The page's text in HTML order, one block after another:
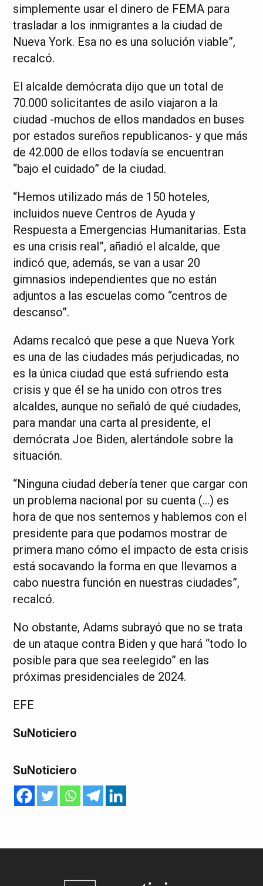
simplemente usar el dinero de FEMA para
trasladar a los inmigrantes a la ciudad de
Nueva York. Esa no es una solución viable”,
recalcó.
El alcalde demócrata dijo que un total de
70.000 solicitantes de asilo viajaron a la
ciudad -muchos de ellos mandados en buses
por estados sureños republicanos- y que más
de 42.000 de ellos todavía se encuentran
“bajo el cuidado” de la ciudad.
“Hemos utilizado más de 150 hoteles,
incluidos nueve Centros de Ayuda y
Respuesta a Emergencias Humanitarias. Esta
es una crisis real”, añadió el alcalde, que
indicó que, además, se van a usar 20
gimnasios independientes que no están
adjuntos a las escuelas como “centros de
descanso”.
Adams recalcó que pese a que Nueva York
es una de las ciudades más perjudicadas, no
es la única ciudad que está sufriendo esta
crisis y que él se ha unido con otros tres
alcaldes, aunque no señaló de qué ciudades,
para mandar una carta al presidente, el
demócrata Joe Biden, alertándole sobre la
situación.
“Ninguna ciudad debería tener que cargar con
un problema nacional por su cuenta (…) es
hora de que nos sentemos y hablemos con el
presidente para que podamos mostrar de
primera mano cómo el impacto de esta crisis
está socavando la forma en que llevamos a
cabo nuestra función en nuestras ciudades”,
recalcó.
No obstante, Adams subrayó que no se trata
de un ataque contra Biden y que hará “todo lo
posible para que sea reelegido” en las
próximas presidenciales de 2024.
EFE
SuNoticiero
SuNoticiero